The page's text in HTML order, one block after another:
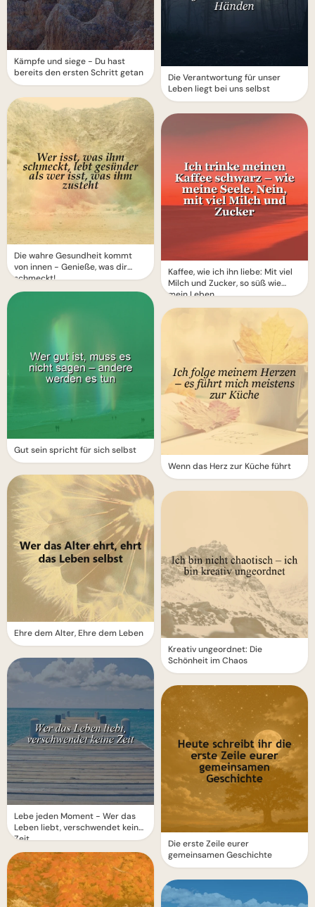
Kämpfe und siege - Du hast
bereits den ersten Schritt getan
Die wahre Gesundheit kommt
von innen - Genieße, was dir
schmeckt!
Gut sein spricht für sich selbst
Ehre dem Alter, Ehre dem Leben
Lebe jeden Moment - Wer das
Leben liebt, verschwendet keine
Zeit
Die Verantwortung für unser
Leben liegt bei uns selbst
Kaffee, wie ich ihn liebe: Mit viel
Milch und Zucker, so süß wie
mein Leben
Wenn das Herz zur Küche führt
Kreativ ungeordnet: Die
Schönheit im Chaos
Die erste Zeile eurer
gemeinsamen Geschichte